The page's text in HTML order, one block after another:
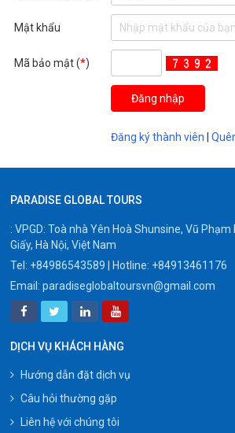
Mật khẩu
Mã bảo mật (*)
Đăng ký thành viên |
PARADISE GLOBAL TOURS
: VPGD: Toà nhà Yên Hoà Shunsine, Vũ Phạm
Giấy, Hà Nội, Việt Nam
Tel: +84986543589 | Hotline: +84913461176
Email:paradiseglobaltoursvn@gmail.com
DỊCH VỤ KHÁCH HÀNG
Hướng dẫn đặt dịch vụ
Câu hỏi thường gặp
Liên hệ với chúng tôi